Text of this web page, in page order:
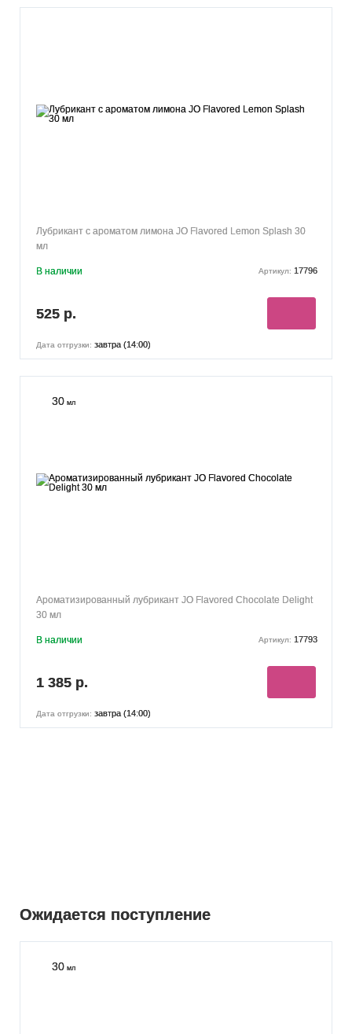
Лубрикант с ароматом лимона JO Flavored Lemon Splash 30
мл
В наличии Артикул: 17796
525 р.
Дата отгрузки: завтра (14:00)
30 мл
Ароматизированный лубрикант JO Flavored Chocolate Delight
30 мл
В наличии Артикул: 17793
1 385 р.
Дата отгрузки: завтра (14:00)
Ожидается поступление
30 мл